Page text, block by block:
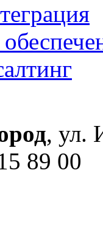
, ул.
89 00